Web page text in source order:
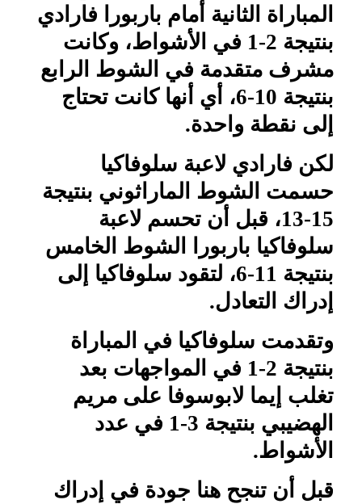
المباراة الثانية أمام باربورا فارادي
بنتيجة 2-1 في الأشواط، وكانت
مشرف متقدمة في الشوط الرابع
بنتيجة 10-6، أي أنها كانت تحتاج
إلى نقطة واحدة.
لكن فارادي لاعبة سلوفاكيا
حسمت الشوط الماراثوني بنتيجة
15-13، قبل أن تحسم لاعبة
سلوفاكيا باربورا الشوط الخامس
بنتيجة 11-6، لتقود سلوفاكيا إلى
إدراك التعادل.
وتقدمت سلوفاكيا في المباراة
بنتيجة 2-1 في المواجهات بعد
تغلب إيما لابوسوفا على مريم
الهضيبي بنتيجة 3-1 في عدد
الأشواط.
قبل أن تنجح هنا جودة في إدراك